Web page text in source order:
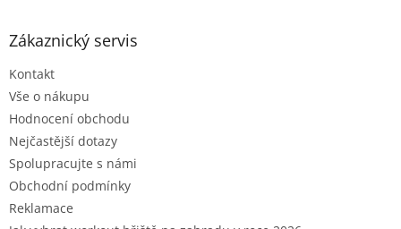
Zákaznický servis
Kontakt
Vše o nákupu
Hodnocení obchodu
Nejčastější dotazy
Spolupracujte s námi
Obchodní podmínky
Reklamace